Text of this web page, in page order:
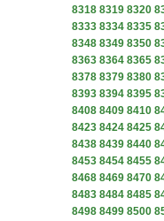
8318 8319 8320
8333 8334 8335
8348 8349 8350
8363 8364 8365
8378 8379 8380
8393 8394 8395
8408 8409 8410
8423 8424 8425
8438 8439 8440
8453 8454 8455
8468 8469 8470
8483 8484 8485
8498 8499 8500